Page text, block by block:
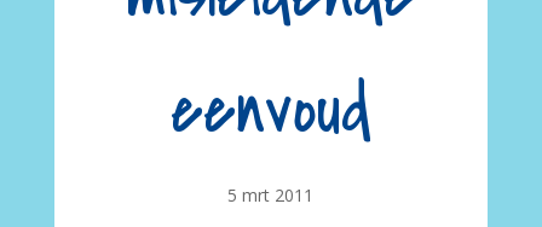
eenvoud
5 mrt 2011